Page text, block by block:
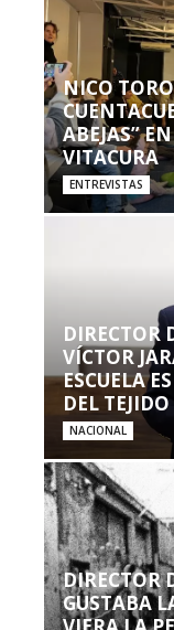
NICO
ABEJAS”
VITACURA
ENTREVISTAS
DIRECTOR
VÍCTOR
ESCUELA
DEL
NACIONAL
DIRECTOR
GUSTABA